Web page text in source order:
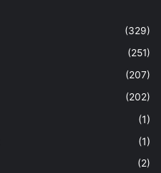
(329)
(251)
(207)
(202)
(1)
(1)
(2)